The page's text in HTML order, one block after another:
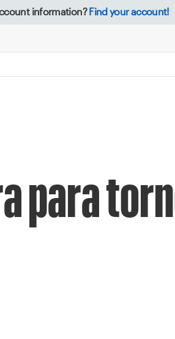
information? Find your account!
para